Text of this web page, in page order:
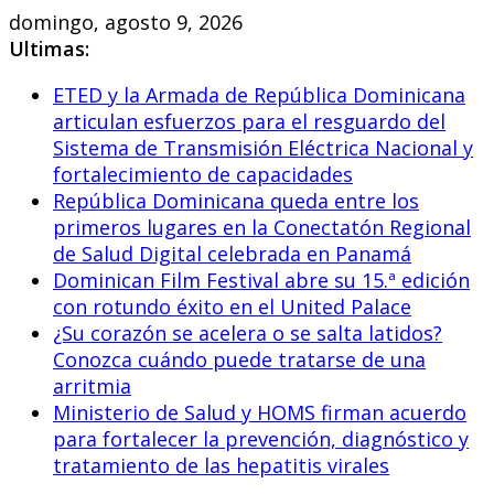
Skip
to
domingo, agosto 9, 2026
Ultimas:
ETED y la Armada de República Dominicana
articulan esfuerzos para el resguardo del
Sistema de Transmisión Eléctrica Nacional y
fortalecimiento de capacidades
República Dominicana queda entre los
primeros lugares en la Conectatón Regional
de Salud Digital celebrada en Panamá
Dominican Film Festival abre su 15.ª edición
con rotundo éxito en el United Palace
¿Su corazón se acelera o se salta latidos?
Conozca cuándo puede tratarse de una
arritmia
Ministerio de Salud y HOMS firman acuerdo
para fortalecer la prevención, diagnóstico y
tratamiento de las hepatitis virales